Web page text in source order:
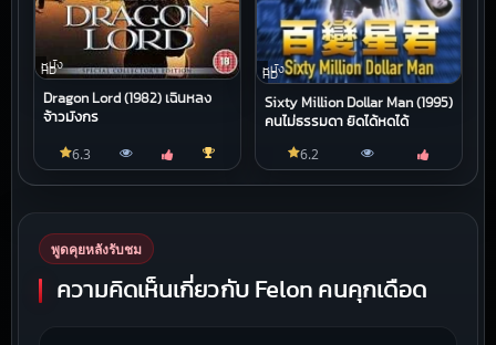
หนัง
HD
Dragon Lord (1982) เฉินหลง
จ้าวมังกร
6.3
หนัง
HD
Sixty Million Dollar Man (1995)
คนไม่ธรรมดา ยืดได้หดได้
6.2
พูดคุยหลังรับชม
ความคิดเห็นเกี่ยวกับ Felon คนคุกเดือด